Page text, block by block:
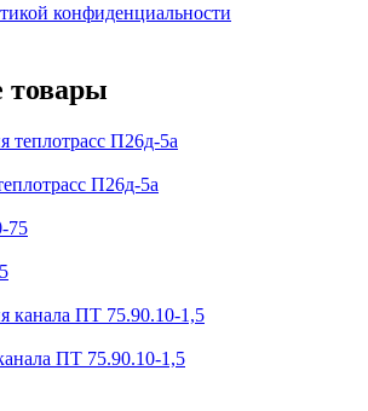
конфиденциальности
товары
П26д-5а
ПТ 75.90.10-1,5